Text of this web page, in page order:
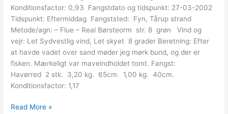
Konditionsfactor: 0,93 Fangstdato og tidspunkt: 27-03-2002
Tidspunkt: Eftermiddag Fangststed: Fyn, Tårup strand
Metode/agn: – Flue – Real Børsteorm str. 8 grøn Vind og
vejr: Let Sydvestlig vind, Let skyet 8 grader Beretning: Efter
at havde vadet over sand møder jeg mørk bund, og der er
fisken. Mærkeligt var maveindholdet tomt. Fangst:
Havørred 2 stk. 3,20 kg. 65cm. 1,00 kg. 40cm.
Konditionsfactor: 1,17
Havørred
Read More »